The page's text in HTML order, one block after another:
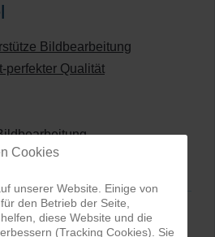
Bildbearbeitung
perfekter Qualität
Cookies
unserer Website. Einige von
den Betrieb der Seite,
diese Website und die
(Tracking Cookies). Sie